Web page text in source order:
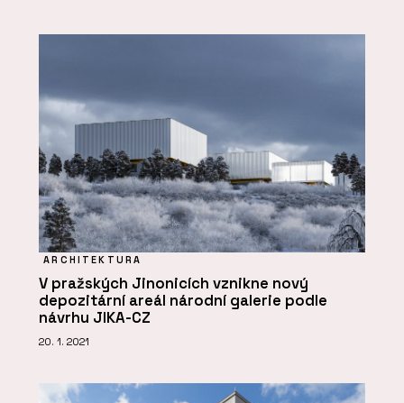
ARCHITEKTURA
V pražských Jinonicích vznikne nový
depozitární areál národní galerie podle
návrhu JIKA-CZ
20. 1. 2021